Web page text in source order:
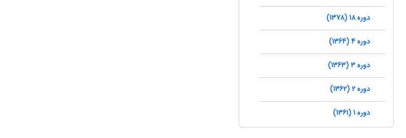
دوره 18 (1378)
دوره 4 (1364)
دوره 3 (1363)
دوره 2 (1362)
دوره 1 (1361)